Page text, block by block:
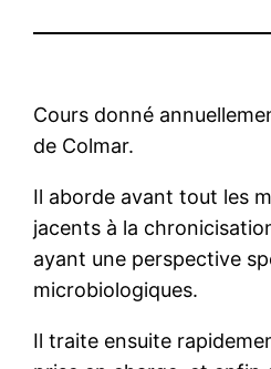
Cours donné
de Colmar.
Il aborde avant tout les
jacents à la
ayant une perspective
microbiologiques.
Il traite ensuite